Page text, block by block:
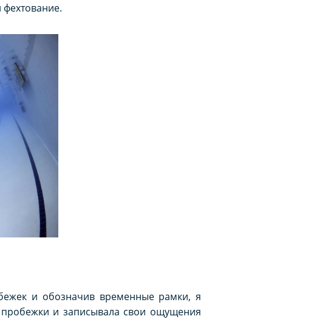
и обозначив временные рамки, я
и записывала свои ощущения